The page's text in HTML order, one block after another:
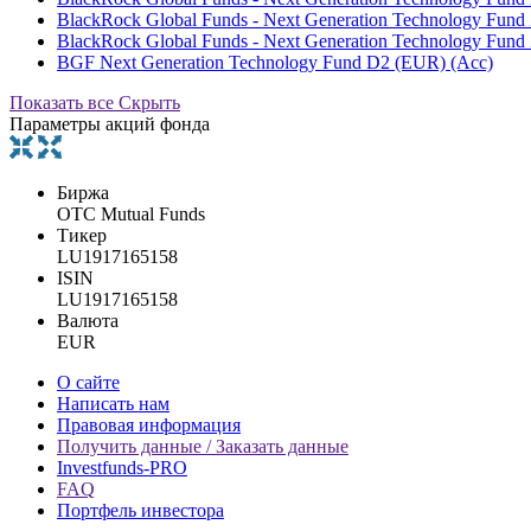
BlackRock Global Funds - Next Generation Technology
BlackRock Global Funds - Next Generation Technology
BGF Next Generation Technology Fund D2 (EUR) (Acc)
Показать все Скрыть
Параметры акций фонда
Биржа
OTC Mutual Funds
Тикер
LU1917165158
ISIN
LU1917165158
Валюта
EUR
О сайте
Написать нам
Правовая информация
Получить данные / Заказать данные
Investfunds-PRO
FAQ
Портфель инвестора